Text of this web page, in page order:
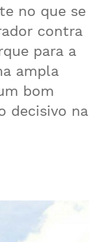
no que se
contra
para a
ampla
bom
decisivo na